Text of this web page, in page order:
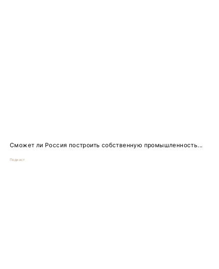
Сможет ли Россия построить собственную промышленность...
Подкаст